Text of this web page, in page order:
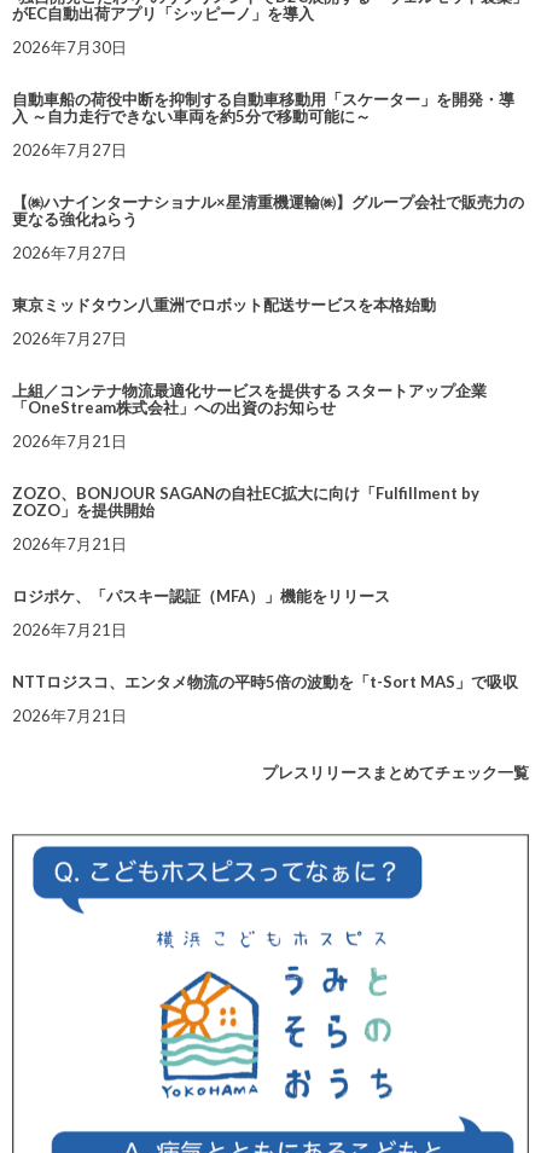
がEC自動出荷アプリ「シッピーノ」を導入
2026年7月30日
自動車船の荷役中断を抑制する自動車移動用「スケーター」を開発・導
入 ～自力走行できない車両を約5分で移動可能に～
2026年7月27日
【㈱ハナインターナショナル×星清重機運輸㈱】グループ会社で販売力の
更なる強化ねらう
2026年7月27日
東京ミッドタウン八重洲でロボット配送サービスを本格始動
2026年7月27日
上組／コンテナ物流最適化サービスを提供する スタートアップ企業
「OneStream株式会社」への出資のお知らせ
2026年7月21日
ZOZO、BONJOUR SAGANの自社EC拡大に向け「Fulfillment by
ZOZO」を提供開始
2026年7月21日
ロジポケ、「パスキー認証（MFA）」機能をリリース
2026年7月21日
NTTロジスコ、エンタメ物流の平時5倍の波動を「t-Sort MAS」で吸収
2026年7月21日
プレスリリースまとめてチェック一覧